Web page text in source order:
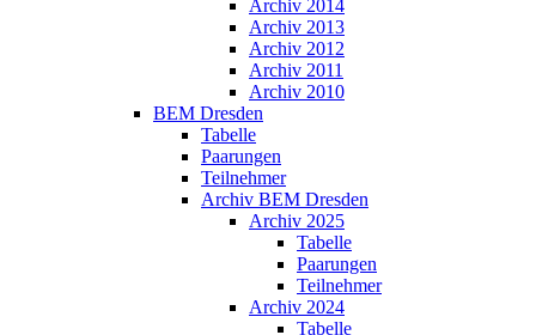
Archiv 2014
Archiv 2013
Archiv 2012
Archiv 2011
Archiv 2010
BEM Dresden
Tabelle
Paarungen
Teilnehmer
Archiv BEM Dresden
Archiv 2025
Tabelle
Paarungen
Teilnehmer
Archiv 2024
Tabelle